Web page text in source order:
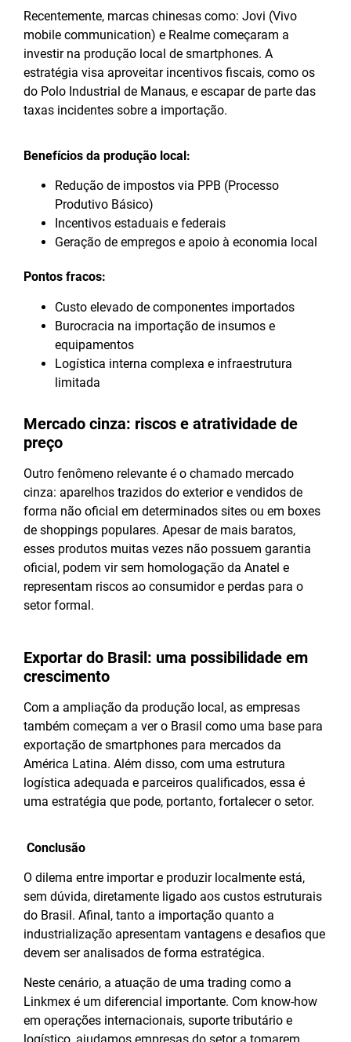
Recentemente, marcas chinesas como: Jovi (Vivo
mobile communication) e Realme começaram a
investir na produção local de smartphones. A
estratégia visa aproveitar incentivos fiscais, como os
do Polo Industrial de Manaus, e escapar de parte das
taxas incidentes sobre a importação.
Benefícios da produção local:
Redução de impostos via PPB (Processo
Produtivo Básico)
Incentivos estaduais e federais
Geração de empregos e apoio à economia local
Pontos fracos:
Custo elevado de componentes importados
Burocracia na importação de insumos e
equipamentos
Logística interna complexa e infraestrutura
limitada
Mercado cinza: riscos e atratividade de
preço
Outro fenômeno relevante é o chamado mercado
cinza: aparelhos trazidos do exterior e vendidos de
forma não oficial em determinados sites ou em boxes
de shoppings populares. Apesar de mais baratos,
esses produtos muitas vezes não possuem garantia
oficial, podem vir sem homologação da Anatel e
representam riscos ao consumidor e perdas para o
setor formal.
Exportar do Brasil: uma possibilidade em
crescimento
Com a ampliação da produção local, as empresas
também começam a ver o Brasil como uma base para
exportação de smartphones para mercados da
América Latina. Além disso, com uma estrutura
logística adequada e parceiros qualificados, essa é
uma estratégia que pode, portanto, fortalecer o setor.
Conclusão
O dilema entre importar e produzir localmente está,
sem dúvida, diretamente ligado aos custos estruturais
do Brasil. Afinal, tanto a importação quanto a
industrialização apresentam vantagens e desafios que
devem ser analisados de forma estratégica.
Neste cenário, a atuação de uma trading como a
Linkmex é um diferencial importante. Com know-how
em operações internacionais, suporte tributário e